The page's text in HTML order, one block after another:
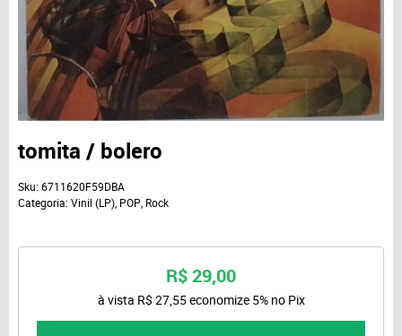
tomita / bolero
Sku: 6711620F59DBA
Categoria: Vinil (LP), POP, Rock
R$ 29,00
à vista R$ 27,55economize 5% no Pix